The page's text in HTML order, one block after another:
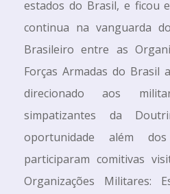
estados do Brasil, e ficou
continua na vanguarda
Brasileiro entre as
Forças Armadas do Brasil
direcionado aos
simpatizantes da
oportunidade além
participaram comitivas
Organizações Militares: